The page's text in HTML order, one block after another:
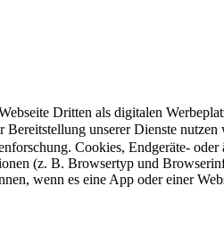
Dritten als digitalen
Bereitstellung unserer Dienste
Cookies, Endgeräte-
(z. B. Browsertyp und
wenn es eine App oder einer